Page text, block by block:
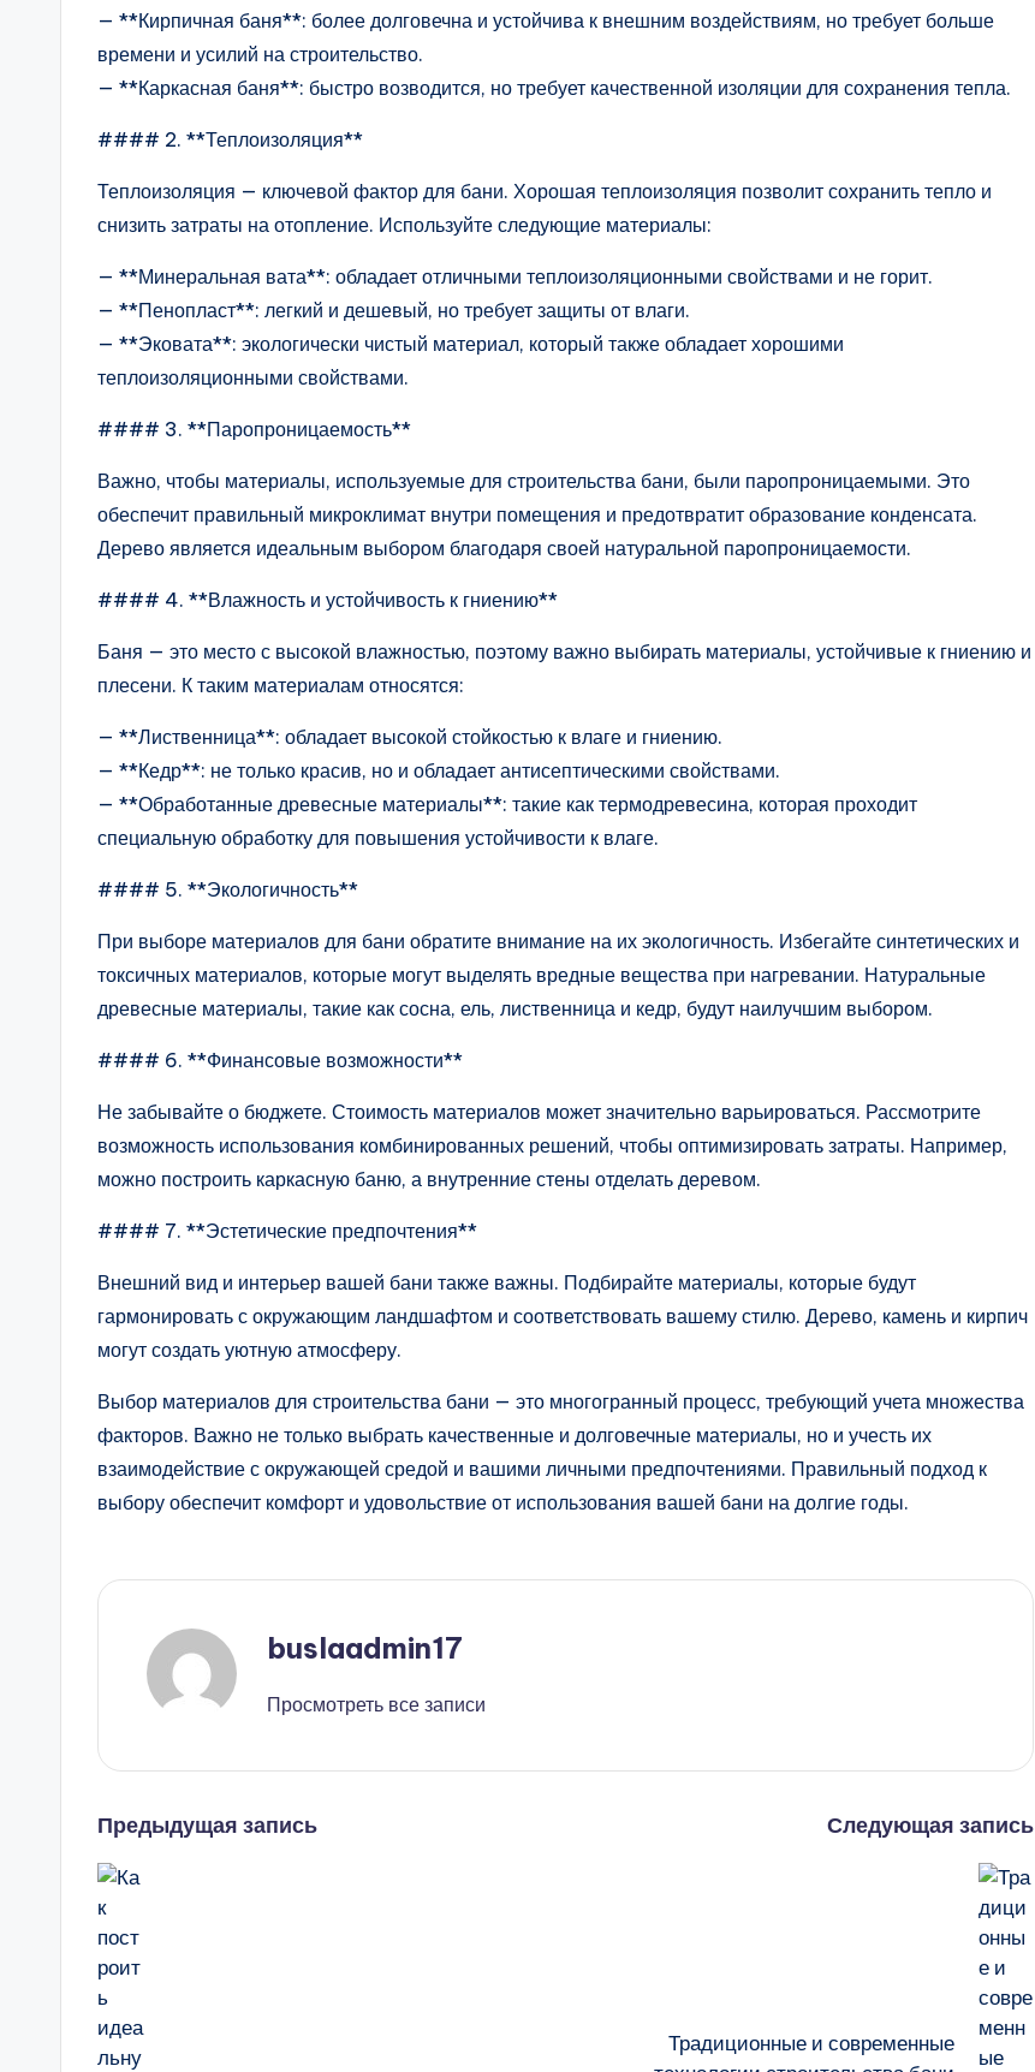
— **Кирпичная баня**: более долговечна и устойчива к внешним воздействиям, но требует больше
времени и усилий на строительство.
— **Каркасная баня**: быстро возводится, но требует качественной изоляции для сохранения тепла.
#### 2. **Теплоизоляция**
Теплоизоляция — ключевой фактор для бани. Хорошая теплоизоляция позволит сохранить тепло и
снизить затраты на отопление. Используйте следующие материалы:
— **Минеральная вата**: обладает отличными теплоизоляционными свойствами и не горит.
— **Пенопласт**: легкий и дешевый, но требует защиты от влаги.
— **Эковата**: экологически чистый материал, который также обладает хорошими
теплоизоляционными свойствами.
#### 3. **Паропроницаемость**
Важно, чтобы материалы, используемые для строительства бани, были паропроницаемыми. Это
обеспечит правильный микроклимат внутри помещения и предотвратит образование конденсата.
Дерево является идеальным выбором благодаря своей натуральной паропроницаемости.
#### 4. **Влажность и устойчивость к гниению**
Баня — это место с высокой влажностью, поэтому важно выбирать материалы, устойчивые к гниению и
плесени. К таким материалам относятся:
— **Лиственница**: обладает высокой стойкостью к влаге и гниению.
— **Кедр**: не только красив, но и обладает антисептическими свойствами.
— **Обработанные древесные материалы**: такие как термодревесина, которая проходит
специальную обработку для повышения устойчивости к влаге.
#### 5. **Экологичность**
При выборе материалов для бани обратите внимание на их экологичность. Избегайте синтетических и
токсичных материалов, которые могут выделять вредные вещества при нагревании. Натуральные
древесные материалы, такие как сосна, ель, лиственница и кедр, будут наилучшим выбором.
#### 6. **Финансовые возможности**
Не забывайте о бюджете. Стоимость материалов может значительно варьироваться. Рассмотрите
возможность использования комбинированных решений, чтобы оптимизировать затраты. Например,
можно построить каркасную баню, а внутренние стены отделать деревом.
#### 7. **Эстетические предпочтения**
Внешний вид и интерьер вашей бани также важны. Подбирайте материалы, которые будут
гармонировать с окружающим ландшафтом и соответствовать вашему стилю. Дерево, камень и кирпич
могут создать уютную атмосферу.
Выбор материалов для строительства бани — это многогранный процесс, требующий учета множества
факторов. Важно не только выбрать качественные и долговечные материалы, но и учесть их
взаимодействие с окружающей средой и вашими личными предпочтениями. Правильный подход к
выбору обеспечит комфорт и удовольствие от использования вашей бани на долгие годы.
buslaadmin17
Просмотреть все записи
Навигация
записи
Предыдущая запись Следующая запись
Традиционные и современные